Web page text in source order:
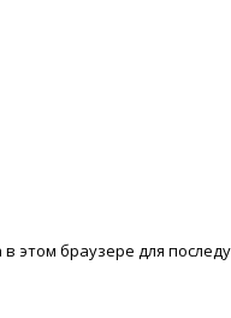
этом браузере для